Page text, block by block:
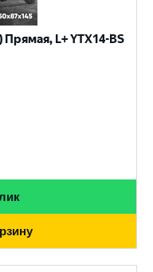
Прямая, L+ YTX14-BS